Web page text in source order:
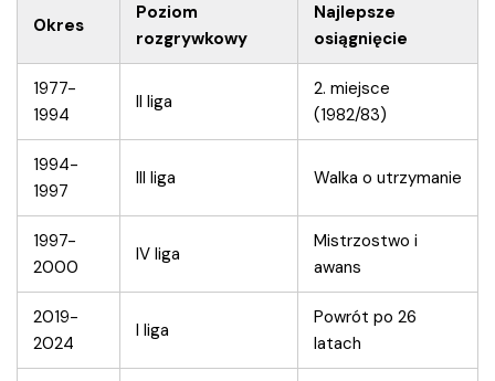
Okres
Poziom
rozgrywkowy
Najlepsze
osiągnięcie
1977-
1994
II liga
2. miejsce
(1982/83)
1994-
1997
III liga Walka o utrzymanie
1997-
2000
IV liga
Mistrzostwo i
awans
2019-
2024
I liga
Powrót po 26
latach